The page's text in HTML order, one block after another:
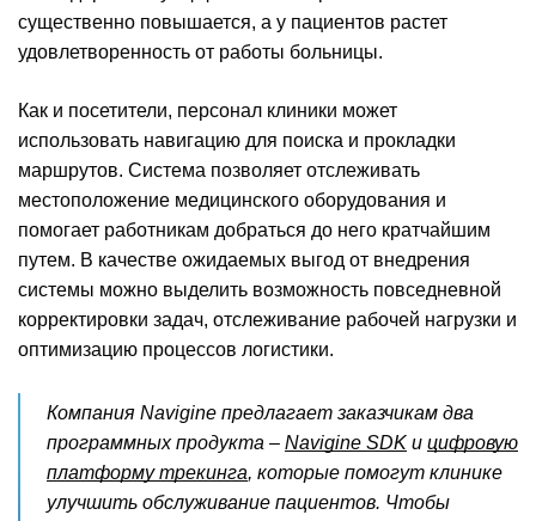
существенно повышается, а у пациентов растет
удовлетворенность от работы больницы.
Как и посетители, персонал клиники может
использовать навигацию для поиска и прокладки
маршрутов. Система позволяет отслеживать
местоположение медицинского оборудования и
помогает работникам добраться до него кратчайшим
путем. В качестве ожидаемых выгод от внедрения
системы можно выделить возможность повседневной
корректировки задач, отслеживание рабочей нагрузки и
оптимизацию процессов логистики.
Компания Navigine предлагает заказчикам два
программных продукта – Navigine SDK и цифровую
платформу трекинга, которые помогут клинике
улучшить обслуживание пациентов. Чтобы